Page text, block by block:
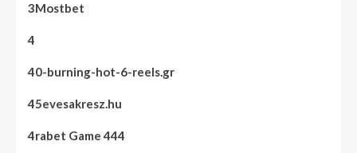
3Mostbet
4
40-burning-hot-6-reels.gr
45evesakresz.hu
4rabet Game 444